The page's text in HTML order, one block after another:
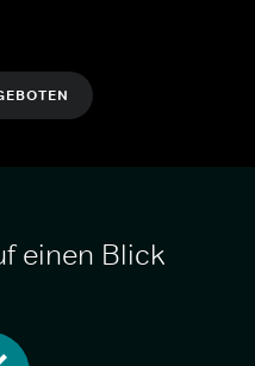
einen Blick